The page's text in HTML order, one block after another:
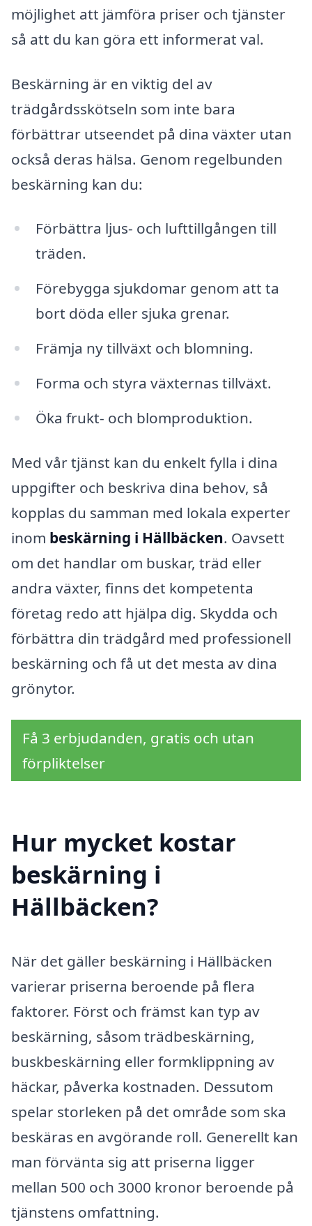
möjlighet att jämföra priser och tjänster
så att du kan göra ett informerat val.
Beskärning är en viktig del av
trädgårdsskötseln som inte bara
förbättrar utseendet på dina växter utan
också deras hälsa. Genom regelbunden
beskärning kan du:
Förbättra ljus- och lufttillgången till
träden.
Förebygga sjukdomar genom att ta
bort döda eller sjuka grenar.
Främja ny tillväxt och blomning.
Forma och styra växternas tillväxt.
Öka frukt- och blomproduktion.
Med vår tjänst kan du enkelt fylla i dina
uppgifter och beskriva dina behov, så
kopplas du samman med lokala experter
inom beskärning i Hällbäcken. Oavsett
om det handlar om buskar, träd eller
andra växter, finns det kompetenta
företag redo att hjälpa dig. Skydda och
förbättra din trädgård med professionell
beskärning och få ut det mesta av dina
grönytor.
Få 3 erbjudanden, gratis och utan
förpliktelser
Hur mycket kostar
beskärning i
Hällbäcken?
När det gäller beskärning i Hällbäcken
varierar priserna beroende på flera
faktorer. Först och främst kan typ av
beskärning, såsom trädbeskärning,
buskbeskärning eller formklippning av
häckar, påverka kostnaden. Dessutom
spelar storleken på det område som ska
beskäras en avgörande roll. Generellt kan
man förvänta sig att priserna ligger
mellan 500 och 3000 kronor beroende på
tjänstens omfattning.